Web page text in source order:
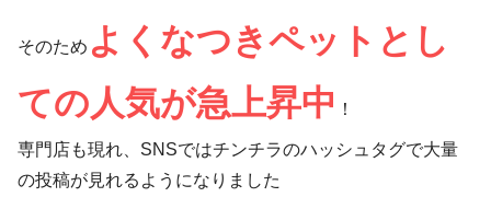
そのため よくなつきペットとし
ての人気が急上昇中 ！
専門店も現れ、SNSではチンチラのハッシュタグで大量
の投稿が見れるようになりました